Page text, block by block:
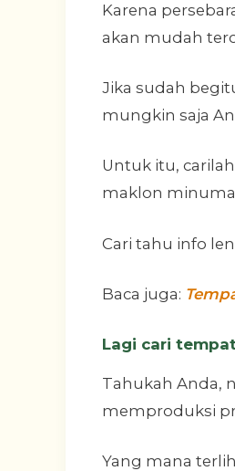
Karena
akan mudah
Jika sudah
mungkin saja
Untuk itu,
maklon
Cari tahu info
Baca juga:
Lagi cari
Tahukah Anda,
memproduksi
Yang mana